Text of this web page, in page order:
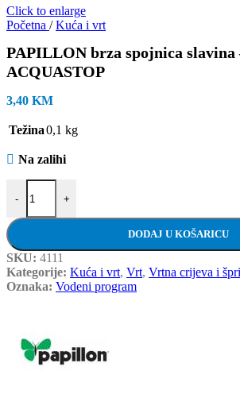
Click to enlarge
Početna / Kuća i vrt
PAPILLON brza spojnica slavina
ACQUASTOP
3,40 KM
Težina0,1 kg
Na zalihi
-
PAPILLON brza spojnica slavina - crijevo
+
DODAJ U KOŠARICU
SKU: 4111
Kategorije: Kuća i vrt, Vrt, Vrtna crijeva i
Oznaka: Vodeni program